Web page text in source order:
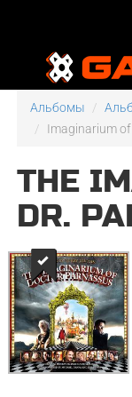
Альбомы
Imaginarium of
THE
DR.